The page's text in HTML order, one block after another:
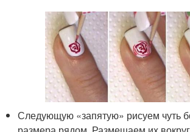
Следующую «запятую» рисуем чуть